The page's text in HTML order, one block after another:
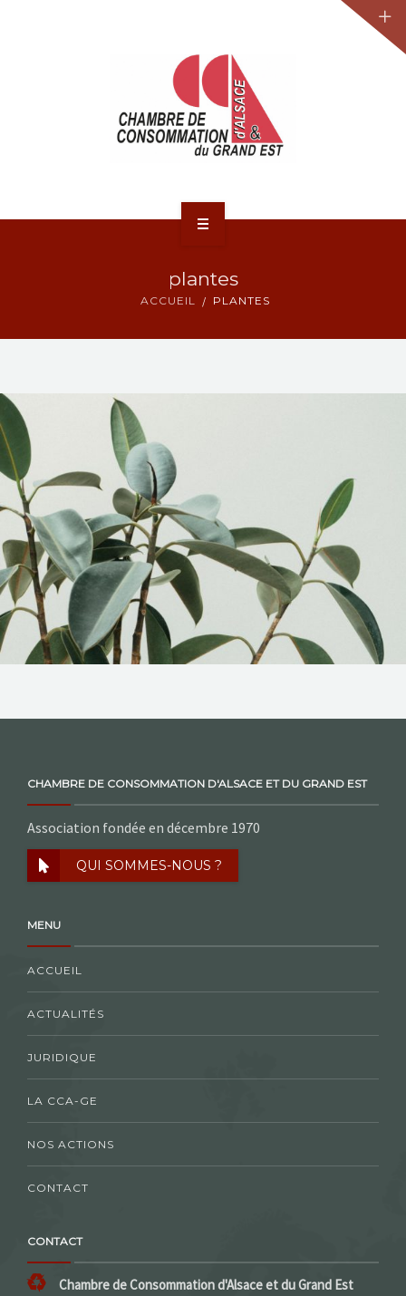
NOS ACTIONS
CONTACT
plantes
ACCUEIL PLANTES
CHAMBRE DE CONSOMMATION D'ALSACE ET DU GRAND EST
Association fondée en décembre 1970
QUI SOMMES-NOUS ?
MENU
ACCUEIL
ACTUALITÉS
JURIDIQUE
LA CCA-GE
NOS ACTIONS
CONTACT
CONTACT
Chambre de Consommation d'Alsace et du Grand Est